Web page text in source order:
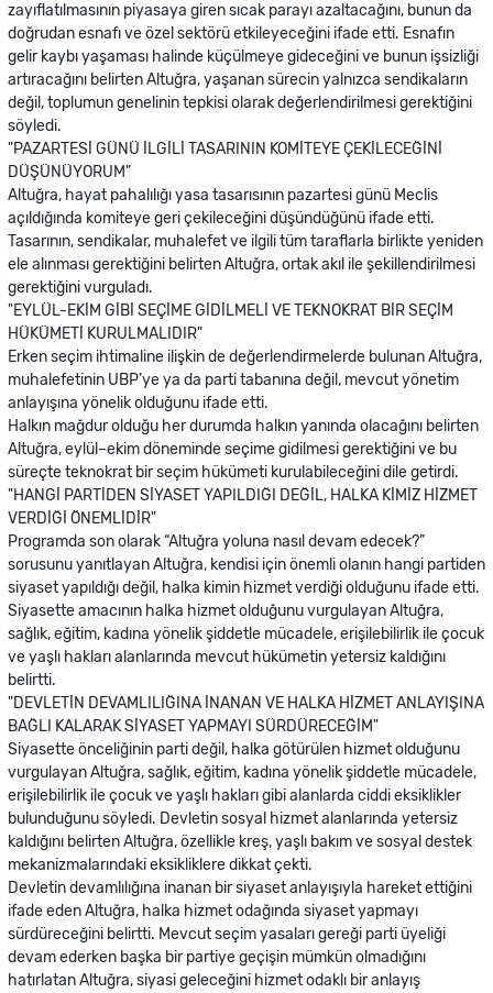
zayıflatılmasının piyasaya giren sıcak parayı azaltacağını, bunun da
doğrudan esnafı ve özel sektörü etkileyeceğini ifade etti. Esnafın
gelir kaybı yaşaması halinde küçülmeye gideceğini ve bunun işsizliği
artıracağını belirten Altuğra, yaşanan sürecin yalnızca sendikaların
değil, toplumun genelinin tepkisi olarak değerlendirilmesi gerektiğini
söyledi.
"PAZARTESİ GÜNÜ İLGİLİ TASARININ KOMİTEYE ÇEKİLECEĞİNİ
DÜŞÜNÜYORUM"
Altuğra, hayat pahalılığı yasa tasarısının pazartesi günü Meclis
açıldığında komiteye geri çekileceğini düşündüğünü ifade etti.
Tasarının, sendikalar, muhalefet ve ilgili tüm taraflarla birlikte yeniden
ele alınması gerektiğini belirten Altuğra, ortak akıl ile şekillendirilmesi
gerektiğini vurguladı.
"EYLÜL-EKİM GİBİ SEÇİME GİDİLMELİ VE TEKNOKRAT BİR SEÇİM
HÜKÜMETİ KURULMALIDIR"
Erken seçim ihtimaline ilişkin de değerlendirmelerde bulunan Altuğra,
muhalefetinin UBP’ye ya da parti tabanına değil, mevcut yönetim
anlayışına yönelik olduğunu ifade etti.
Halkın mağdur olduğu her durumda halkın yanında olacağını belirten
Altuğra, eylül–ekim döneminde seçime gidilmesi gerektiğini ve bu
süreçte teknokrat bir seçim hükümeti kurulabileceğini dile getirdi.
"HANGİ PARTİDEN SİYASET YAPILDIĞI DEĞİL, HALKA KİMİZ HİZMET
VERDİĞİ ÖNEMLİDİR"
Programda son olarak “Altuğra yoluna nasıl devam edecek?”
sorusunu yanıtlayan Altuğra, kendisi için önemli olanın hangi partiden
siyaset yapıldığı değil, halka kimin hizmet verdiği olduğunu ifade etti.
Siyasette amacının halka hizmet olduğunu vurgulayan Altuğra,
sağlık, eğitim, kadına yönelik şiddetle mücadele, erişilebilirlik ile çocuk
ve yaşlı hakları alanlarında mevcut hükümetin yetersiz kaldığını
belirtti.
"DEVLETİN DEVAMLILIĞINA İNANAN VE HALKA HİZMET ANLAYIŞINA
BAĞLI KALARAK SİYASET YAPMAYI SÜRDÜRECEĞİM"
Siyasette önceliğinin parti değil, halka götürülen hizmet olduğunu
vurgulayan Altuğra, sağlık, eğitim, kadına yönelik şiddetle mücadele,
erişilebilirlik ile çocuk ve yaşlı hakları gibi alanlarda ciddi eksiklikler
bulunduğunu söyledi. Devletin sosyal hizmet alanlarında yetersiz
kaldığını belirten Altuğra, özellikle kreş, yaşlı bakım ve sosyal destek
mekanizmalarındaki eksikliklere dikkat çekti.
Devletin devamlılığına inanan bir siyaset anlayışıyla hareket ettiğini
ifade eden Altuğra, halka hizmet odağında siyaset yapmayı
sürdüreceğini belirtti. Mevcut seçim yasaları gereği parti üyeliği
devam ederken başka bir partiye geçişin mümkün olmadığını
hatırlatan Altuğra, siyasi geleceğini hizmet odaklı bir anlayış